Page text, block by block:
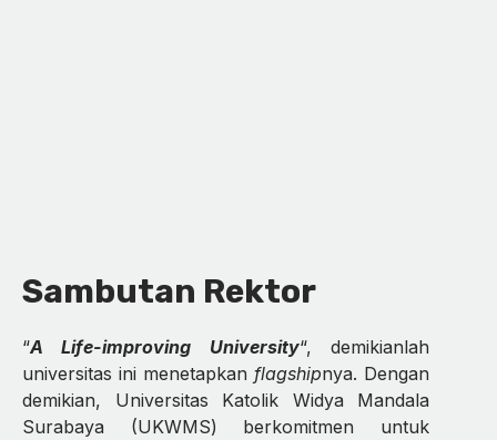
Sambutan Rektor
“A Life-improving University“, demikianlah
universitas ini menetapkanflagshipnya. Dengan
demikian, Universitas Katolik Widya Mandala
Surabaya (UKWMS) berkomitmen untuk